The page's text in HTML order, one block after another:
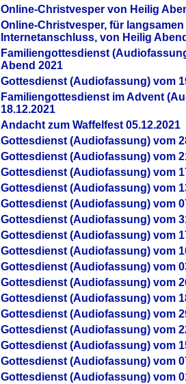
Online-Christvesper von Heilig
Online-Christvesper, für langsamen
Internetanschluss, von Heilig
Familiengottesdienst
Abend 2021
Gottesdienst (Audiofassung) vom
Familiengottesdienst im Advent
18.12.2021
Andacht zum Waffelfest 05.12.2021
Gottesdienst (Audiofassung) vom
Gottesdienst (Audiofassung) vom
Gottesdienst (Audiofassung) vom
Gottesdienst (Audiofassung) vom
Gottesdienst (Audiofassung) vom
Gottesdienst (Audiofassung) vom
Gottesdienst (Audiofassung) vom
Gottesdienst (Audiofassung) vom
Gottesdienst (Audiofassung) vom
Gottesdienst (Audiofassung) vom
Gottesdienst (Audiofassung) vom
Gottesdienst (Audiofassung) vom
Gottesdienst (Audiofassung) vom
Gottesdienst (Audiofassung) vom
Gottesdienst (Audiofassung) vom
Gottesdienst (Audiofassung) vom